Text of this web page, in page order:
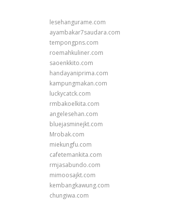
lesehangurame.com
ayambakar7saudara.com
tempongpns.com
roemahkuliner.com
saoenkkito.com
handayaniprima.com
kampungmakan.com
luckycatck.com
rmbakoelkita.com
angelesehan.com
bluejasminejkt.com
Mrobak.com
miekungfu.com
cafetemankita.com
rmjasabundo.com
mimoosajkt.com
kembangkawung.com
chungiwa.com